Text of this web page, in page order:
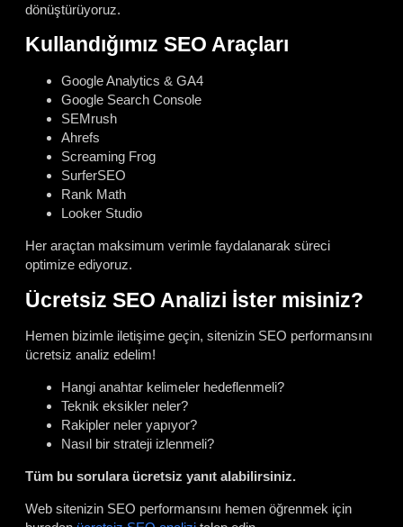
dönüştürüyoruz.
Kullandığımız SEO Araçları
Google Analytics & GA4
Google Search Console
SEMrush
Ahrefs
Screaming Frog
SurferSEO
Rank Math
Looker Studio
Her araçtan maksimum verimle faydalanarak süreci
optimize ediyoruz.
Ücretsiz SEO Analizi İster misiniz?
Hemen bizimle iletişime geçin, sitenizin SEO performansını
ücretsiz analiz edelim!
Hangi anahtar kelimeler hedeflenmeli?
Teknik eksikler neler?
Rakipler neler yapıyor?
Nasıl bir strateji izlenmeli?
Tüm bu sorulara ücretsiz yanıt alabilirsiniz.
Web sitenizin SEO performansını hemen öğrenmek için